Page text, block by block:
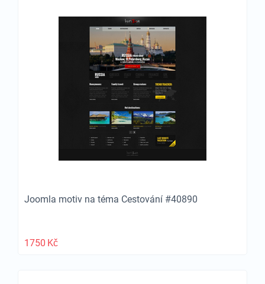
Joomla motiv na téma Cestování #40890
1750 Kč